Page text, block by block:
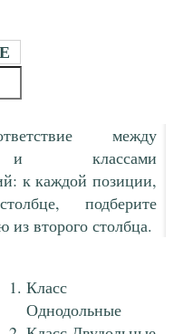
Е
между
и классами
к каждой позиции,
подберите
второго столбца.
Класс
Однодольные